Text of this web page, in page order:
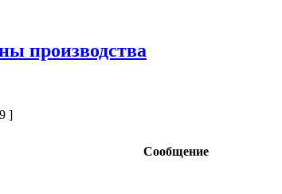
производства
]
Сообщение